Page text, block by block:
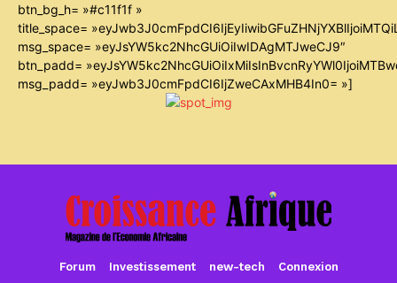
btn_bg_h= »#c11f1f »
title_space=
msg_space= »eyJsYW5kc2NhcGUiOiIwIDAgMTJweCJ9″
btn_padd=
msg_padd= »eyJwb3J0cmFpdCI6IjZweCAxMHB4In0= »]
Forum Investissement new-tech Connexion